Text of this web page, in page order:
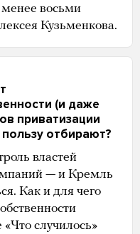
восьми
Кузьменкова.
(и даже
приватизации
отбирают?
властей
— и Кремль
Как и для чего
случилось»